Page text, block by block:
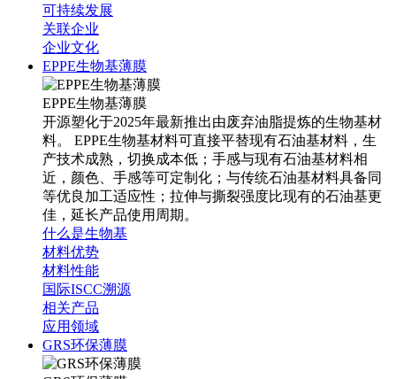
可持续发展
关联企业
企业文化
EPPE生物基薄膜
EPPE生物基薄膜
开源塑化于2025年最新推出由废弃油脂提炼的生物基材
料。 EPPE生物基材料可直接平替现有石油基材料，生
产技术成熟，切换成本低；手感与现有石油基材料相
近，颜色、手感等可定制化；与传统石油基材料具备同
等优良加工适应性；拉伸与撕裂强度比现有的石油基更
佳，延长产品使用周期。
什么是生物基
材料优势
材料性能
国际ISCC溯源
相关产品
应用领域
GRS环保薄膜